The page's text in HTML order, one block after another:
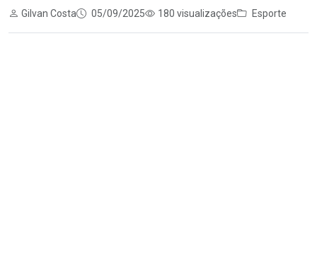
Gilvan Costa 05/09/2025 180 visualizações Esporte